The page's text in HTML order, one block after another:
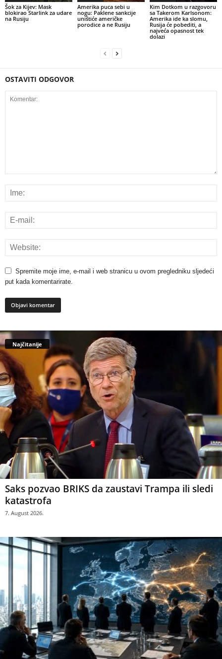
Šok za Kijev: Mask
blokirao Starlink za udare
na Rusiju
Amerika puca sebi u
nogu: Paklene sankcije
uništiće američke
porodice a ne Rusiju
Kim Dotkom u razgovoru
sa Takerom Karlsonom:
Amerika ide ka slomu,
Rusija će pobediti, a
najveća opasnost tek
dolazi
OSTAVITI ODGOVOR
Spremite moje ime, e-mail i web stranicu u ovom pregledniku sljedeći
put kada komentarirate.
Najčitanije
Saks pozvao BRIKS da zaustavi Trampa ili sledi
katastrofa
7. August 2026.